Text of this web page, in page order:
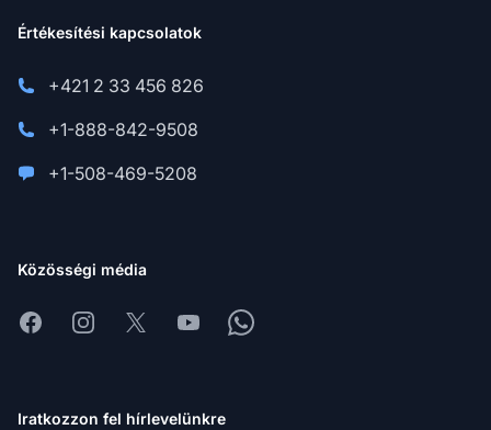
Értékesítési kapcsolatok
+421 2 33 456 826
+1-888-842-9508
+1-508-469-5208
Közösségi média
FacebookInstagram
X YoutubeWhatsapp
Iratkozzon fel hírlevelünkre